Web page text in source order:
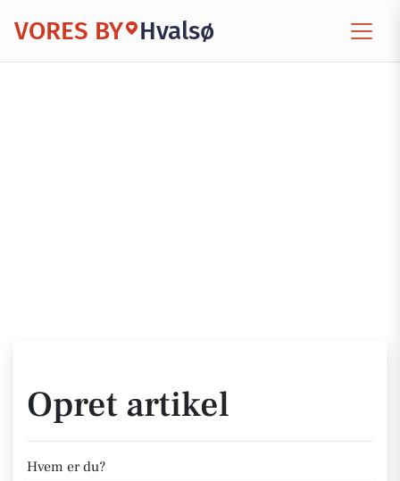
VORES BY Hvalsø
Opret artikel
Hvem er du?